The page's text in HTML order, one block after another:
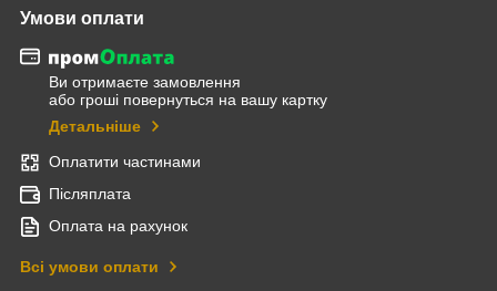
Умови оплати
Ви отримаєте замовлення
або гроші повернуться на вашу картку
Детальніше
Оплатити частинами
Післяплата
Оплата на рахунок
Всі умови оплати